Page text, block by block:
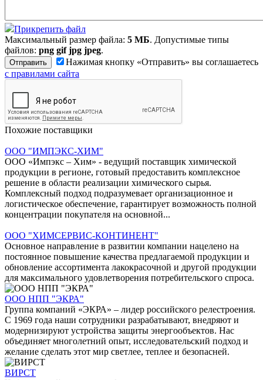
Прикрепить файл
Максимальный размер файла: 5 МБ. Допустимые типы
файлов: png gif jpg jpeg.
Нажимая кнопку «Отправить» вы соглашаетесь
с правилами сайта
Похожие поставщики
ООО "ИМПЭКС-ХИМ"
ООО «Импэкс – Хим» - ведущий поставщик химической
продукции в регионе, готовый предоставить комплексное
решение в области реализации химического сырья.
Комплексный подход подразумевает организационное и
логистическое обеспечение, гарантирует возможность полной
концентрации покупателя на основной...
ООО "ХИМСЕРВИС-КОНТИНЕНТ"
Основное направление в развитии компании нацелено на
постоянное повышение качества предлагаемой продукции и
обновление ассортимента лакокрасочной и другой продукции
для максимального удовлетворения потребительского спроса.
ООО НПП "ЭКРА"
Группа компаний «ЭКРА» – лидер российского релестроения.
С 1969 года наши сотрудники разрабатывают, внедряют и
модернизируют устройства защиты энергообъектов. Нас
объединяет многолетний опыт, исследовательский подход и
желание сделать этот мир светлее, теплее и безопасней.
ВИРСТ